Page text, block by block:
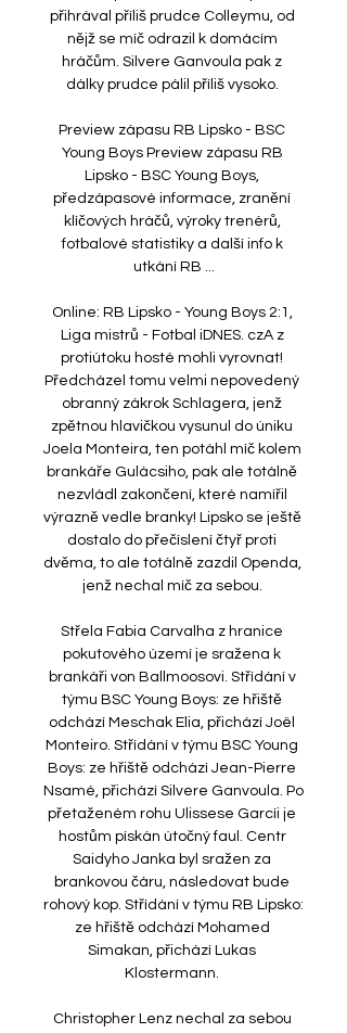
přihrával příliš prudce Colleymu, od
nějž se míč odrazil k domácím
hráčům. Silvere Ganvoula pak z
dálky prudce pálil příliš vysoko.
Preview zápasu RB Lipsko - BSC
Young Boys Preview zápasu RB
Lipsko - BSC Young Boys,
předzápasové informace, zranění
klíčových hráčů, výroky trenérů,
fotbalové statistiky a další info k
utkání RB ...
Online: RB Lipsko - Young Boys 2:1,
Liga mistrů - Fotbal iDNES. czA z
protiútoku hosté mohli vyrovnat!
Předcházel tomu velmi nepovedený
obranný zákrok Schlagera, jenž
zpětnou hlavičkou vysunul do úniku
Joela Monteira, ten potáhl míč kolem
brankáře Gulácsiho, pak ale totálně
nezvládl zakončení, které namířil
výrazně vedle branky! Lipsko se ještě
dostalo do přečíslení čtyř proti
dvěma, to ale totálně zazdil Openda,
jenž nechal míč za sebou.
Střela Fabia Carvalha z hranice
pokutového území je sražena k
brankáři von Ballmoosovi. Střídání v
týmu BSC Young Boys: ze hřiště
odchází Meschak Elia, přichází Joël
Monteiro. Střídání v týmu BSC Young
Boys: ze hřiště odchází Jean-Pierre
Nsamé, přichází Silvere Ganvoula. Po
přetaženém rohu Ulissese Garcíi je
hostům pískán útočný faul. Centr
Saidyho Janka byl sražen za
brankovou čáru, následovat bude
rohový kop. Střídání v týmu RB Lipsko:
ze hřiště odchází Mohamed
Simakan, přichází Lukas
Klostermann.
Christopher Lenz nechal za sebou